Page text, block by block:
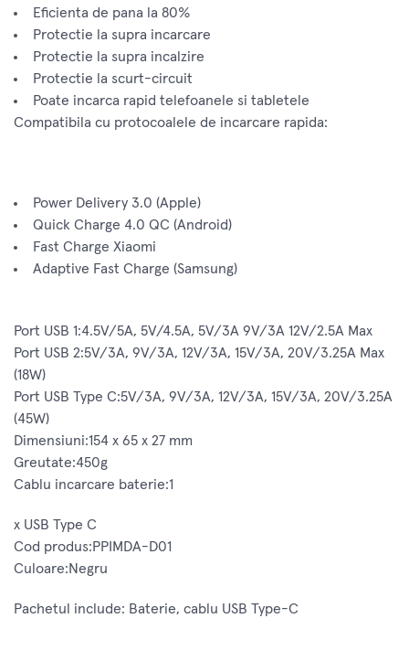
Eficienta de pana la 80%
Protectie la supra incarcare
Protectie la supra incalzire
Protectie la scurt-circuit
Poate incarca rapid telefoanele si tabletele
Compatibila cu protocoalele de incarcare rapida:
Power Delivery 3.0 (Apple)
Quick Charge 4.0 QC (Android)
Fast Charge Xiaomi
Adaptive Fast Charge (Samsung)
Port USB 1:4.5V/5A, 5V/4.5A, 5V/3A 9V/3A 12V/2.5A Max
Port USB 2:5V/3A, 9V/3A, 12V/3A, 15V/3A, 20V/3.25A Max
(18W)
Port USB Type C:5V/3A, 9V/3A, 12V/3A, 15V/3A, 20V/3.25A
(45W)
Dimensiuni:154 x 65 x 27 mm
Greutate:450g
Cablu incarcare baterie:1
x USB Type C
Cod produs:PPIMDA-D01
Culoare:Negru
Pachetul include: Baterie, cablu USB Type-C